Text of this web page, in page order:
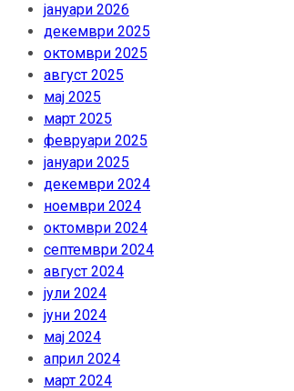
јануари 2026
декември 2025
октомври 2025
август 2025
мај 2025
март 2025
февруари 2025
јануари 2025
декември 2024
ноември 2024
октомври 2024
септември 2024
август 2024
јули 2024
јуни 2024
мај 2024
април 2024
март 2024